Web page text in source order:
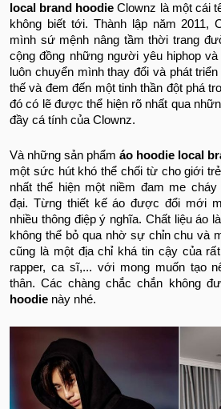
local brand hoodie Clownz là một cái
không biết tới. Thành lập năm 2011,
mình sứ mệnh nâng tầm thời trang
cộng đồng những người yêu hiphop
luôn chuyển mình thay đổi và phát
thế và đem đến một tinh thần đột phá
đó có lẽ được thể hiện rõ nhất qua
đầy cá tính của Clownz.
Và những sản phẩm áo hoodie local
một sức hút khó thể chối từ cho giới
nhất thể hiện một niềm đam me
đại. Từng thiết kế áo được đổi mới
nhiều thông điệp ý nghĩa. Chất liệu áo
không thể bỏ qua nhờ sự chỉn chu và
cũng là một địa chỉ khá tin cậy của
rapper, ca sĩ,... với mong muốn tạo
thân. Các chàng chắc chắn không
hoodie này nhé.